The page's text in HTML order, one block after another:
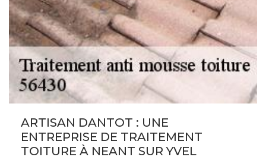
ARTISAN DANTOT : UNE
ENTREPRISE DE TRAITEMENT
TOITURE À NEANT SUR YVEL